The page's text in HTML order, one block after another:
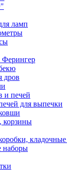
ламп
Ферингер
дров
и печей
для выпечки
корзины
кладочные
наборы